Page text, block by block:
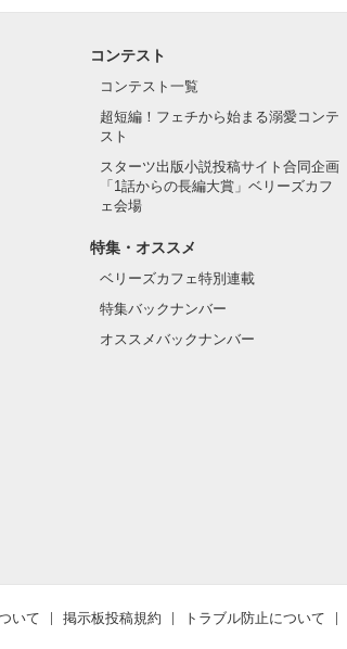
た描写が多く含まれています。処置・
ご注意ください。
コンテスト
コンテスト一覧
超短編！フェチから始まる溺愛コンテ
スト
スターツ出版小説投稿サイト合同企画
「1話からの長編大賞」ベリーズカフ
ェ会場
特集・オススメ
ベリーズカフェ特別連載
特集バックナンバー
オススメバックナンバー
いて 掲示板投稿規約 トラブル防止について